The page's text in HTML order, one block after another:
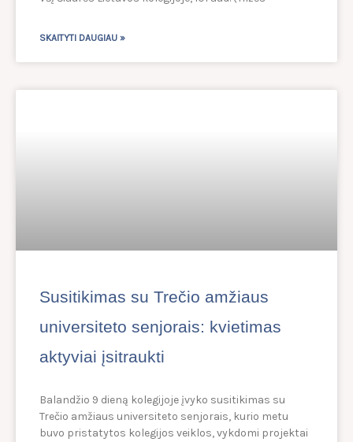
SKAITYTI DAUGIAU »
Susitikimas su Trečio amžiaus
universiteto senjorais: kvietimas
aktyviai įsitraukti
Balandžio 9 dieną kolegijoje įvyko susitikimas su
Trečio amžiaus universiteto senjorais, kurio metu
buvo pristatytos kolegijos veiklos, vykdomi projektai